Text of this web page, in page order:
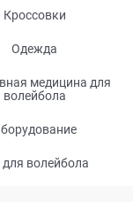
Кроссовки
Одежда
медицина для
волейбола
для волейбола